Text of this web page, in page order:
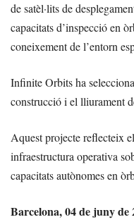
de satèl·lits de
capacitats d’inspecció en
coneixement de l’entorn
Infinite Orbits ha
construcció i el lliurament
Aquest projecte reflecteix
infraestructura operativa
capacitats autònomes en
Barcelona, 04 de juny de